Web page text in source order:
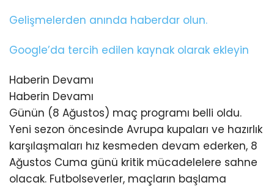
Gelişmelerden anında haberdar olun.
Google’da tercih edilen kaynak olarak ekleyin
Haberin Devamı
Haberin Devamı
Günün (8 Ağustos) maç programı belli oldu.
Yeni sezon öncesinde Avrupa kupaları ve hazırlık
karşılaşmaları hız kesmeden devam ederken, 8
Ağustos Cuma günü kritik mücadelelere sahne
olacak. Futbolseverler, maçların başlama